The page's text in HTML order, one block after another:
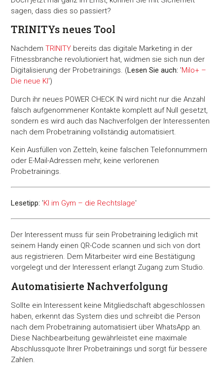
sagen, dass dies so passiert?
TRINITYs neues Tool
NachdemTRINITY bereits das digitale Marketing in der
Fitnessbranche revolutioniert hat, widmen sie sich nun der
Digitalisierung der Probetrainings. (Lesen Sie auch: 'Milo+ –
Die neue KI ')
Durch ihr neues POWER CHECK IN wird nicht nur die Anzahl
falsch aufgenommener Kontakte komplett auf Null gesetzt,
sondern es wird auch das Nachverfolgen der Interessenten
nach dem Probetraining vollständig automatisiert.
Kein Ausfüllen von Zetteln, keine falschen Telefonnummern
oder E-Mail-Adressen mehr, keine verlorenen
Probetrainings.
Lesetipp: 'KI im Gym – die Rechtslage'
Der Interessent muss für sein Probetraining lediglich mit
seinem Handy einen QR-Code scannen und sich von dort
aus registrieren. Dem Mitarbeiter wird eine Bestätigung
vorgelegt und der Interessent erlangt Zugang zum Studio.
Automatisierte Nachverfolgung
Sollte ein Interessent keine Mitgliedschaft abgeschlossen
haben, erkennt das System dies und schreibt die Person
nach dem Probetraining automatisiert über WhatsApp an.
Diese Nachbearbeitung gewährleistet eine maximale
Abschlussquote Ihrer Probetrainings und sorgt für bessere
Zahlen.